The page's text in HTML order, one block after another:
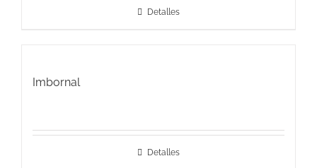
Detalles
Imbornal
Detalles